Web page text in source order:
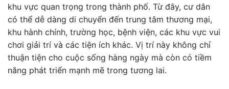
khu vực quan trọng trong thành phố. Từ đây, cư dân
có thể dễ dàng di chuyển đến trung tâm thương mại,
khu hành chính, trường học, bệnh viện, các khu vực vui
chơi giải trí và các tiện ích khác. Vị trí này không chỉ
thuận tiện cho cuộc sống hàng ngày mà còn có tiềm
năng phát triển mạnh mẽ trong tương lai.